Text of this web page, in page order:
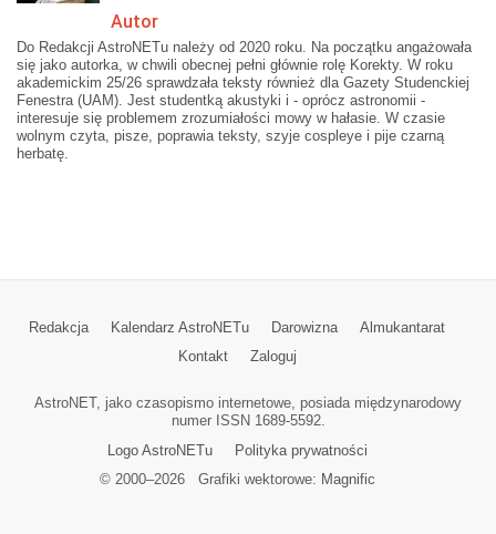
Autor
Do Redakcji AstroNETu należy od 2020 roku. Na początku angażowała
się jako autorka, w chwili obecnej pełni głównie rolę Korekty. W roku
akademickim 25/26 sprawdzała teksty również dla Gazety Studenckiej
Fenestra (UAM). Jest studentką akustyki i - oprócz astronomii -
interesuje się problemem zrozumiałości mowy w hałasie. W czasie
wolnym czyta, pisze, poprawia teksty, szyje cospleye i pije czarną
herbatę.
Redakcja Kalendarz AstroNETu Darowizna
Almukantarat
Kontakt
Zaloguj
AstroNET, jako czasopismo internetowe, posiada międzynarodowy
numer ISSN 1689-5592.
Logo AstroNETu
Polityka prywatności
© 2000–2026Grafiki wektorowe: Magnific